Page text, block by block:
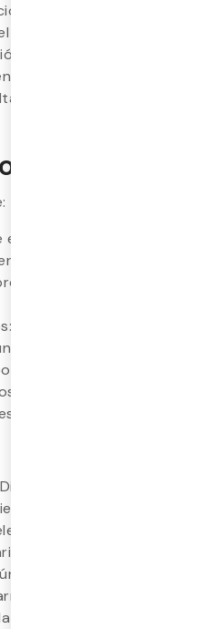
Tendencias de
usuario observadas
en un sitio web, como el
secciones visitadas,
fuentes de tráfico, y
al dispositivo del
o dominio
editor que presta el
Se envían al dispositivo
servidor o dominio que
el editor, sino por otra
datos obtenidos a
para recabar y
el usuario accede a
usar para almacenar
durante la prestación
sesión (por ejemplo,
de compra) y se
sesión.